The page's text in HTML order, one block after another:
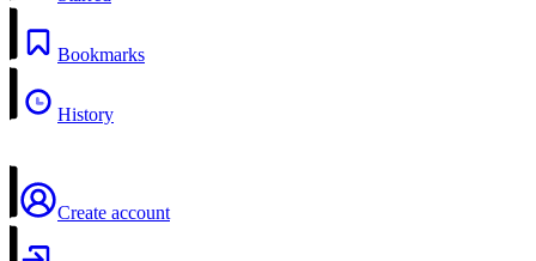
Bookmarks
History
Create account